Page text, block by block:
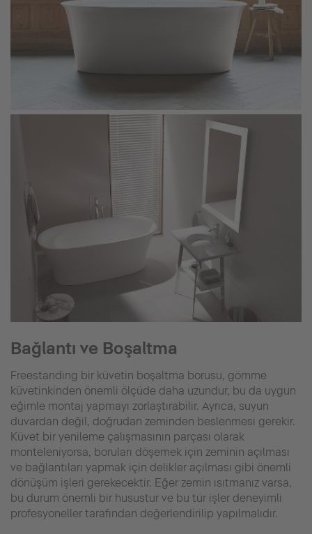
Bağlantı ve Boşaltma
Freestanding bir küvetin boşaltma borusu, gömme
küvetinkinden önemli ölçüde daha uzundur, bu da uygun
eğimle montaj yapmayı zorlaştırabilir. Ayrıca, suyun
duvardan değil, doğrudan zeminden beslenmesi gerekir.
Küvet bir yenileme çalışmasının parçası olarak
monteleniyorsa, boruları döşemek için zeminin açılması
ve bağlantıları yapmak için delikler açılması gibi önemli
dönüşüm işleri gerekecektir. Eğer zemin ısıtmanız varsa,
bu durum önemli bir husustur ve bu tür işler deneyimli
profesyoneller tarafından değerlendirilip yapılmalıdır.